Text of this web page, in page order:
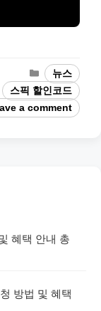
Categories
뉴스
Tags스픽 할인코드
a comment
혜택 안내 총
방법 및 혜택